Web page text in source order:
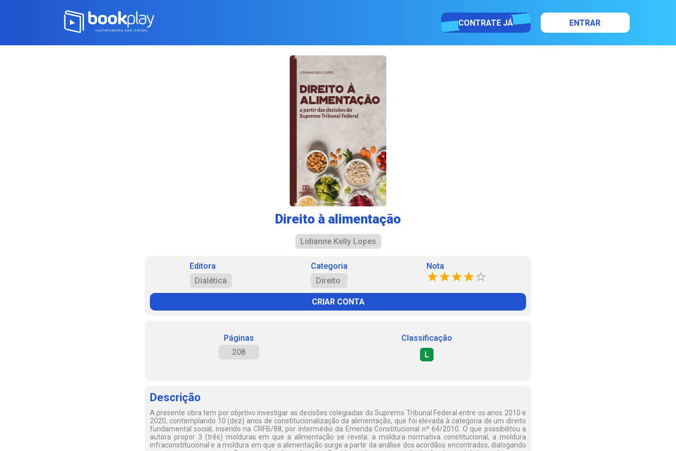
CONTRATE JÁ ENTRAR
Direito à alimentação
Lidianne Kelly Lopes
Editora
Dialética
Categoria
Direito
Nota
CRIAR CONTA
Páginas
208
Classificação
L
Descrição
A presente obra tem por objetivo investigar as decisões colegiadas do Supremo Tribunal Federal entre os anos 2010 e
2020, contemplando 10 (dez) anos de constitucionalização da alimentação, que foi elevada à categoria de um direito
fundamental social, inserido na CRFB/88, por intermédio da Emenda Constitucional nº 64/2010. O que possibilitou a
autora propor 3 (três) molduras em que a alimentação se revela: a moldura normativa constitucional, a moldura
infraconstitucional e a moldura em que a alimentação surge a partir da análise dos acórdãos encontrados, dialogando